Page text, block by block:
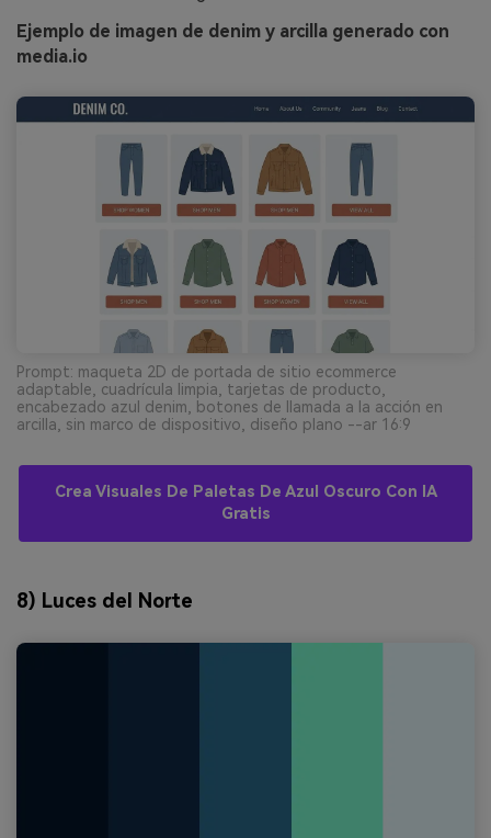
Ejemplo de imagen de denim y arcilla generado con
media.io
Prompt: maqueta 2D de portada de sitio ecommerce
adaptable, cuadrícula limpia, tarjetas de producto,
encabezado azul denim, botones de llamada a la acción en
arcilla, sin marco de dispositivo, diseño plano --ar 16:9
Crea Visuales De Paletas De Azul Oscuro Con IA
Gratis
8) Luces del Norte